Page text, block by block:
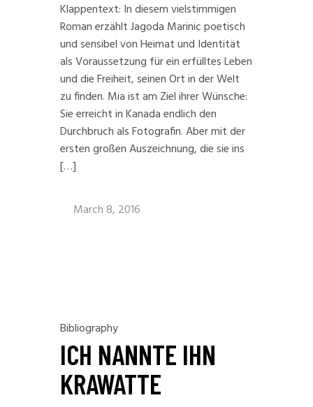
Klappentext: In diesem vielstimmigen
Roman erzählt Jagoda Marinic poetisch
und sensibel von Heimat und Identität
als Voraussetzung für ein erfülltes Leben
und die Freiheit, seinen Ort in der Welt
zu finden. Mia ist am Ziel ihrer Wünsche:
Sie erreicht in Kanada endlich den
Durchbruch als Fotografin. Aber mit der
ersten großen Auszeichnung, die sie ins
[…]
March 8, 2016
Bibliography
ICH NANNTE IHN
KRAWATTE